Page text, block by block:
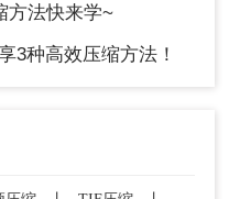
方法快来学~
3种高效压缩方法！